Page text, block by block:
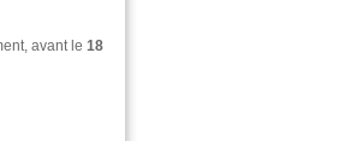
avant le 18